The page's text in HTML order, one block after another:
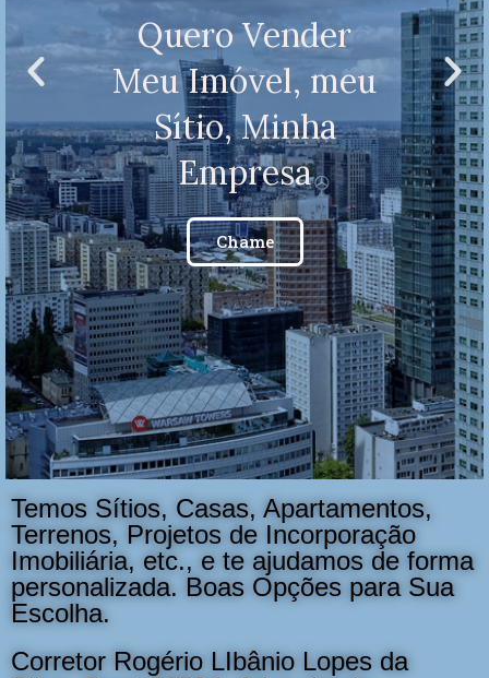
Quero Vender
Meu Imóvel, meu
Sítio, Minha
Empresa
Chame
Temos Sítios, Casas, Apartamentos,
Terrenos, Projetos de Incorporação
Imobiliária, etc., e te ajudamos de forma
personalizada. Boas Opções para Sua
Escolha.
Corretor Rogério LIbânio Lopes da